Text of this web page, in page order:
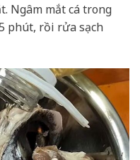
Ngâm mắt cá trong
phút, rồi rửa sạch